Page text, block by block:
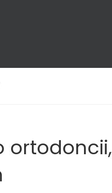
ortodoncii,